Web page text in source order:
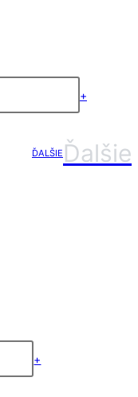
+
ĎALŠIE Ďalšie
+